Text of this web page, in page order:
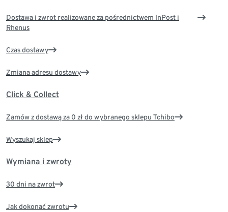
Dostawa i zwrot realizowane za pośrednictwem InPost i
Rhenus
Czas dostawy
Zmiana adresu dostawy
Click & Collect
Zamów z dostawą za 0 zł do wybranego sklepu Tchibo
Wyszukaj sklep
Wymiana i zwroty
30 dni na zwrot
Jak dokonać zwrotu